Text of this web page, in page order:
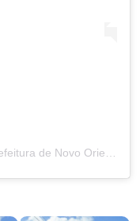
Uma publicação compartilhada por Prefeitura de Novo Oriente Pi (@prefeituradenovoorientepi)